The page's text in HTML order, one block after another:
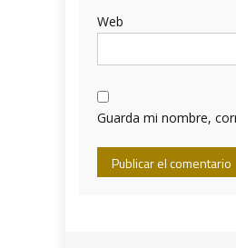
Web
Guarda mi nombre,